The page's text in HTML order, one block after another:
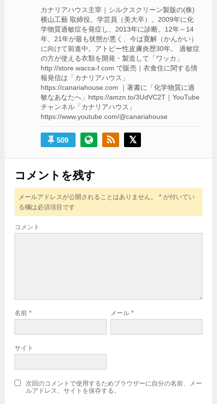
カナリアハウス主宰｜シルクスクリーン製版の(株)
横山工藝 取締役。学芸員（美大卒）。2009年に化
学物質過敏症を発症し、2013年に診断。12年～14
年、21年が最も状態が悪く、今は寛解（かんかい）
に向けて前進中。アトピー性皮膚炎歴30年。 過敏症
の方が使える衣類を開発・製造して「ワッカ」
http://store.wacca-f.com で販売｜衣食住に関する情
報発信は「カナリアハウス」
https://canariahouse.com ｜著書に「化学物質に過
敏なあなたへ」https://amzn.to/3UdVC2T｜YouTube
チャンネル「カナリアハウス」
https://www.youtube.com/@canariahouse
509
コメントを残す
メールアドレスが公開されることはありません。 * が付いてい
る欄は必須項目です
コメント
名前 * メール *
サイト
次回のコメントで使用するためブラウザーに自分の名前、メー
ルアドレス、サイトを保存する。